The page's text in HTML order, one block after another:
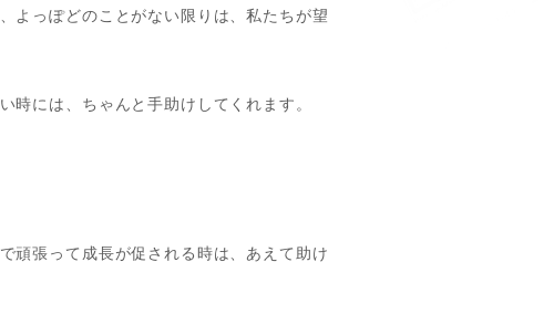
よっぽどのことがない限りは、私たちが望
時には、ちゃんと手助けしてくれます。
頑張って成長が促される時は、あえて助け